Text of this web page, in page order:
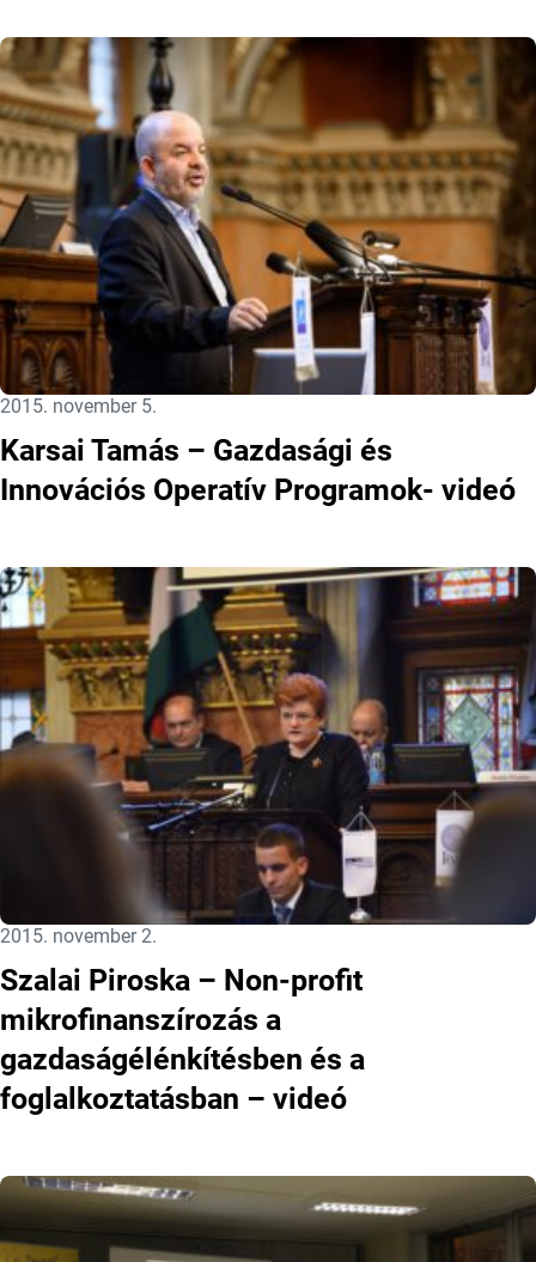
Közzétéve:
2015. november 5.
Karsai Tamás – Gazdasági és
Innovációs Operatív Programok- videó
Közzétéve:
2015. november 2.
Szalai Piroska – Non-profit
mikrofinanszírozás a
gazdaságélénkítésben és a
foglalkoztatásban – videó